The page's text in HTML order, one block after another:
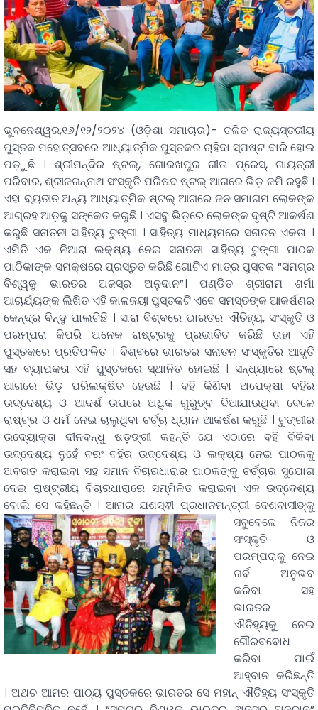
ଭୁବନେଶ୍ୱର,୧୬/୧୨/୨୦୨୪ (ଓଡ଼ିଶା ସମାଚାର)- ଚଳିତ ରାଜ୍ୟସ୍ତରୀୟ
ପୁସ୍ତକ ମହୋତ୍ସବରେ ଆଧ୍ୟାତ୍ମିକ ପୁସ୍ତକର ଚାହିଦା ସ୍ପଷ୍ଟ ବାରି ହୋଇ
ପଡ଼ୁଛି । ଶ୍ରୀମନ୍ଦିର ଷ୍ଟଲ୍, ଗୋରଖପୁର ଗୀତା ପ୍ରେସ୍, ଗାୟତ୍ରୀ
ପରିବାର, ଶ୍ରୀଜଗନ୍ନାଥ ସଂସ୍କୃତି ପରିଷଦ ଷ୍ଟଲ୍ ଆଗରେ ଭିଡ଼ ଜମି ରହୁଛି ।
ଏହା ବ୍ୟତୀତ ଅନ୍ୟ ଆଧ୍ୟାତ୍ମିକ ଷ୍ଟଲ୍ ଆଗରେ ଜନ ସମାଗମ ଲୋକଙ୍କ
ଆଗ୍ରହ ଆଡ଼କୁ ସଙ୍କେତ କରୁଛି । ଏସବୁ ଭିଡ଼ରେ ଲୋକଙ୍କ ଦୃଷ୍ଟି ଆକର୍ଷଣ
କରୁଛି ସନାତନୀ ସାହିତ୍ୟ ଟୁଙ୍ଗୀ । ସାହିତ୍ୟ ମାଧ୍ୟମରେ ସନାତନ ଏକତା ।
ଏମିତି ଏକ ନିଆରା ଲକ୍ଷ୍ୟ ନେଇ ସନାତନୀ ସାହିତ୍ୟ ଟୁଙ୍ଗୀ ପାଠକ
ପାଠିକାଙ୍କ ସମକ୍ଷରେ ପ୍ରସ୍ତୁତ କରିଛି ଗୋଟିଏ ମାତ୍ର ପୁସ୍ତକ “ସମଗ୍ର
ବିଶ୍ୱକୁ ଭାରତର ଅଜସ୍ର ଅନୁଦାନ”। ପଣ୍ଡିତ ଶ୍ରୀରାମ ଶର୍ମା
ଆଚାର୍ଯ୍ୟଙ୍କ ଲିଖିତ ଏହି କାଳଜୟୀ ପୁସ୍ତକଟି ଏବେ ସମସ୍ତଙ୍କ ଆକର୍ଷଣର
କେନ୍ଦ୍ର ବିନ୍ଦୁ ପାଲଟିଛି । ସାରା ବିଶ୍ବରେ ଭାରତର ଐତିହ୍ୟ, ସଂସ୍କୃତି ଓ
ପରମ୍ପରା କିପରି ଅନେକ ରାଷ୍ଟ୍ରକୁ ପ୍ରଭାବିତ କରିଛି ତାହା ଏହି
ପୁସ୍ତକରେ ପ୍ରତିଫଳିତ । ବିଶ୍ବରେ ଭାରତର ସନାତନ ସଂସ୍କୃତିର ଆଦୃତି
ସହ ବ୍ୟାପକତା ଏହି ପୁସ୍ତକରେ ସ୍ଥାନିତ ହୋଇଛି । ସନ୍ଧ୍ୟାରେ ଷ୍ଟଲ୍
ଆଗରେ ଭିଡ଼ ପରିଲକ୍ଷିତ ହେଉଛି । ବହି କିଣିବା ଅପେକ୍ଷା ବହିର
ଉଦ୍ଦେଶ୍ୟ ଓ ଆଦର୍ଶ ଉପରେ ଅଧିକ ଗୁରୁତ୍ବ ଦିଆଯାଉଥିବା ବେଳେ
ରାଷ୍ଟ୍ର ଓ ଧର୍ମ ନେଇ ଚାଲୁଥିବା ଚର୍ଚ୍ଚା ଧ୍ୟାନ ଆକର୍ଷଣ କରୁଛି । ଟୁଙ୍ଗୀର
ଉଦ୍ୟୋକ୍ତା ଦୀନବନ୍ଧୁ ଷଡ଼ଙ୍ଗୀ କହନ୍ତି ଯେ ଏଠାରେ ବହି ବିକିବା
ଉଦ୍ଦେଶ୍ୟ ନୁହେଁ ବରଂ ବହିର ଉଦ୍ଦେଶ୍ୟ ଓ ଲକ୍ଷ୍ୟ ନେଇ ପାଠକକୁ
ଅବଗତ କରାଇବା ସହ ସମାନ ବିଚାରଧାରାର ପାଠକଙ୍କୁ ଚର୍ଚ୍ଚାର ସୁଯୋଗ
ଦେଇ ରାଷ୍ଟ୍ରୀୟ ବିଚାରଧାରାରେ ସମ୍ମିଳିତ କରାଇବା ଏକ ଉଦ୍ଦେଶ୍ୟ
ବୋଲି ସେ କହିଛନ୍ତି ।ଆମର ଯଶସ୍ଵୀ ପ୍ରଧାନମନ୍ତ୍ରୀ ଦେଶବାସୀଙ୍କୁ
ସବୁବେଳେ ନିଜର
ସଂସ୍କୃତି ଓ
ପରମ୍ପରାକୁ ନେଇ
ଗର୍ବ ଅନୁଭବ
କରିବା ସହ
ଭାରତର
ଐତିହ୍ୟକୁ ନେଇ
ଗୌରବବୋଧ
କରିବା ପାଇଁ
ଆହ୍ବାନ କରିଛନ୍ତି
। ଅଥଚ ଆମର ପାଠ୍ୟ ପୁସ୍ତକରେ ଭାରତର ସେ ମହାନ୍ ଐତିହ୍ୟ ସଂସ୍କୃତି